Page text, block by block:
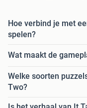
Hoe verbind je met
spelen?
Wat maakt de
Welke soorten
Two?